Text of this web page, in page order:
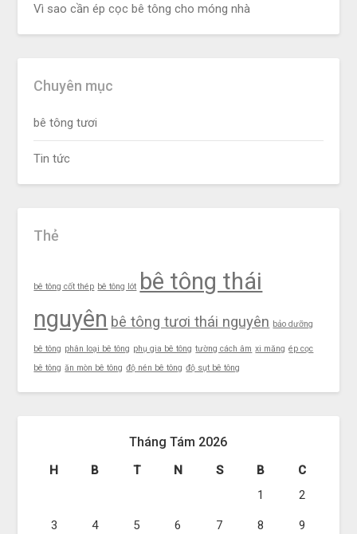
Vì sao cần ép cọc bê tông cho móng nhà
Chuyên mục
bê tông tươi
Tin tức
Thẻ
bê tông cốt thép bê tông lót bê tông thái
nguyên bê tông tươi thái nguyên bảo dưỡng
bê tông phân loại bê tông phụ gia bê tông tường cách âm xi măng ép cọc
bê tông ăn mòn bê tông độ nén bê tông độ sụt bê tông
Tháng Tám 2026
H B T N S B C
1 2
3 4 5 6 7 8 9